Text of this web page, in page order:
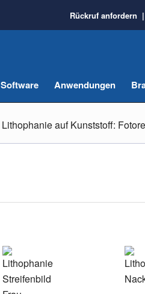
Rückruf anfordern
Software Anwendungen
Lithophanie auf Kunststoff: